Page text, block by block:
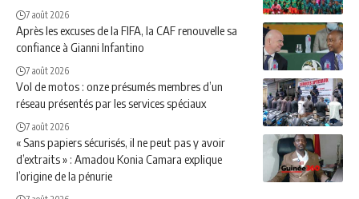
7 août 2026
Après les excuses de la FIFA, la CAF renouvelle sa
confiance à Gianni Infantino
7 août 2026
Vol de motos : onze présumés membres d’un
réseau présentés par les services spéciaux
7 août 2026
« Sans papiers sécurisés, il ne peut pas y avoir
d’extraits » : Amadou Konia Camara explique
l’origine de la pénurie